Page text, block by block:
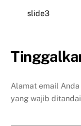
slide3
Alamat email
yang wajib